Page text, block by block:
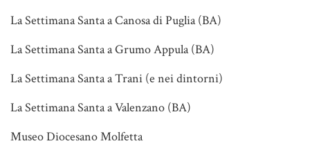
La Settimana Santa a Canosa di Puglia (BA)
La Settimana Santa a Grumo Appula (BA)
La Settimana Santa a Trani (e nei dintorni)
La Settimana Santa a Valenzano (BA)
Museo Diocesano Molfetta